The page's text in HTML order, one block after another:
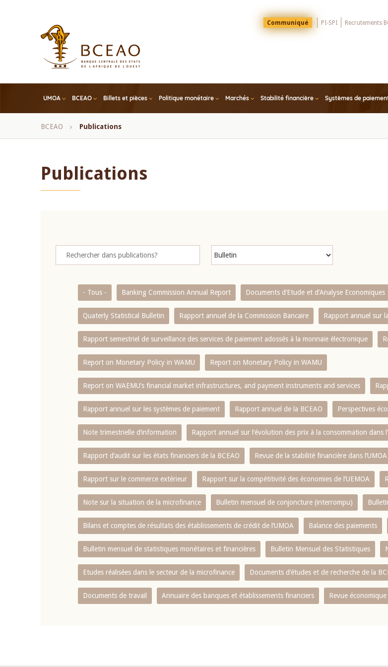
Menu
Top
Communiqué PI-SPI Recrutements
UMOA BCEAO Billets et pièces Politique monétaire Marchés Stabilité financière Systèmes de
Fil
BCEAO Publications
Publications
- Tous - Banking Commission Annual Report Documents d’Etude et d’Analyse Economiques
Quaterly Statistical Bulletin Rapport annuel de la Commission Bancaire Rapport annuel sur
Rapport semestriel de surveillance des services de paiement adossés à la monnaie électronique
Report on Monetary Policy in WAMU Report on Monetary Policy in WAMU
Report on WAEMU’s financial market infrastructures, and payment instruments and services
Rapport annuel sur les systèmes de paiement Rapport annuel de la BCEAO Perspectives
Note trimestrielle d‘information Rapport annuel sur l‘évolution des prix à la consommation dans
Rapport d‘audit sur les états financiers de la BCEAO Revue de la stabilité financière dans l‘UMOA
Rapport sur le commerce extérieur Rapport sur la compétitivité des économies de l‘UEMOA
Note sur la situation de la microfinance Bulletin mensuel de conjoncture (interrompu)
Bilans et comptes de résultats des établissements de crédit de l‘UMOA Balance des paiements
Bulletin mensuel de statistiques monétaires et financières Bulletin Mensuel des Statistiques
Etudes réalisées dans le secteur de la microfinance Documents d’études et de recherche de la
Documents de travail Annuaire des banques et établissements financiers Revue